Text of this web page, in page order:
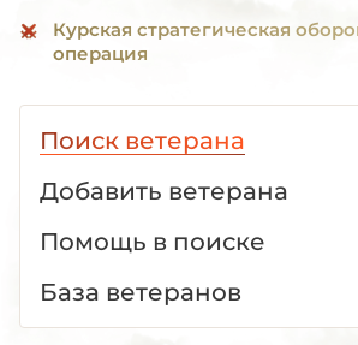
Курская стратегическая
операция
Поиск ветерана
Добавить ветерана
Помощь в поиске
База ветеранов